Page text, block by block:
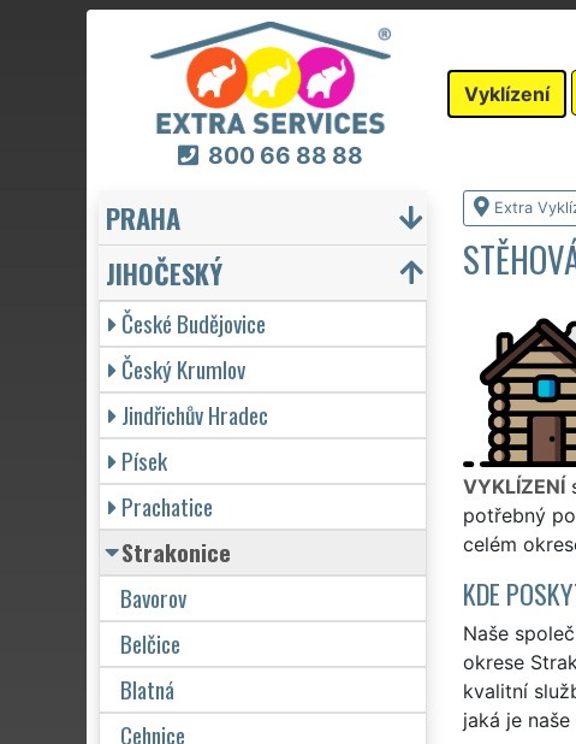
800 66 88 88
Vyklízení
Extra
VYKLÍZENÍ
potřebný
celém
KDE
Naše
okrese
kvalitní
jaká je
PRAHA
JIHOČESKÝ
České Budějovice
Český Krumlov
Jindřichův Hradec
Písek
Prachatice
Strakonice
Bavorov
Belčice
Blatná
Cehnice